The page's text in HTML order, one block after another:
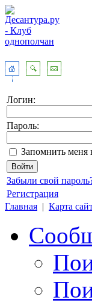
Логин:
Пароль:
Запомнить меня
Забыли свой
Регистрация
Главная | Карта